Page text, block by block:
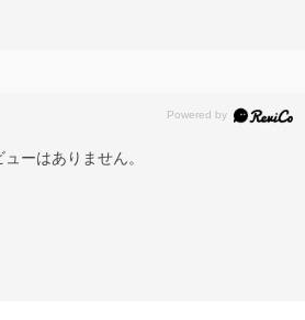
ューはありません。